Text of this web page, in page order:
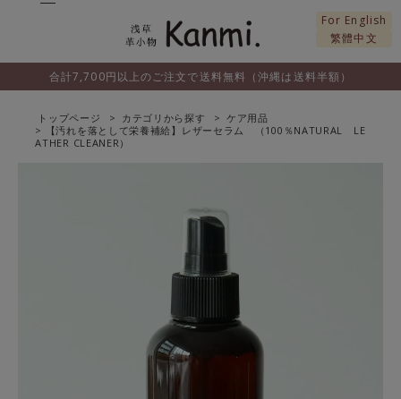
For English
繁體中文
合計7,700円以上のご注文で送料無料（沖縄は送料半額）
トップページ カテゴリから探す
ケア用品
【汚れを落として栄養補給】レザーセラム （100％NATURAL LE
ATHER CLEANER）